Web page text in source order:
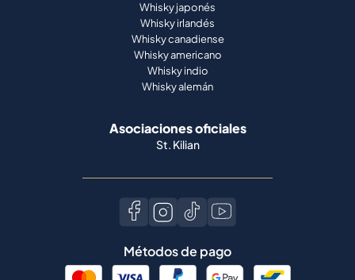
Whisky japonés
Whisky irlandés
Whisky canadiense
Whisky americano
Whisky indio
Whisky alemán
Asociaciones oficiales
St. Kilian
Métodos de pago